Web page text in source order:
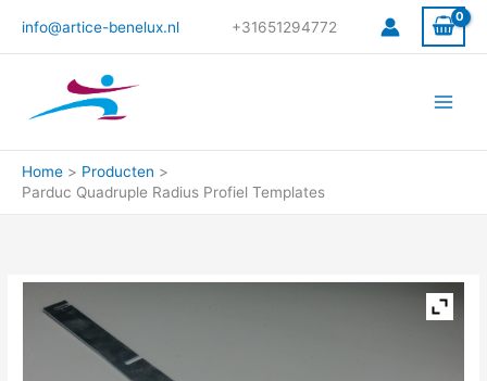
naar
de
info@artice-benelux.nl +31651294772
Home
Producten
Parduc Quadruple Radius Profiel Templates
Quadruple